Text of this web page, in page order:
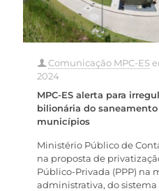
Comunicação MPC-ES
2024
MPC-ES alerta para
bilionária do
municípios
Ministério Público de
na proposta de
Público-Privada (PPP) na
administrativa, do